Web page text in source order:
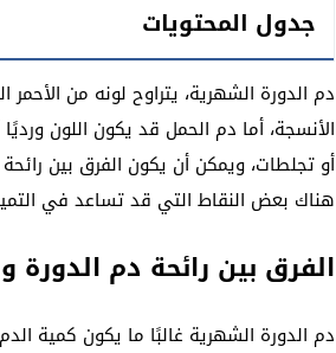
جدول المحتويات
دم الدورة الشهرية، يتراوح لونه من
الأنسجة، أما دم الحمل قد يكون اللون
أو تجلطات، ويمكن أن يكون الفرق بين
هناك بعض النقاط التي قد تساعد في
الفرق بين رائحة دم الدورة
دم الدورة الشهرية غالبًا ما يكون كمية